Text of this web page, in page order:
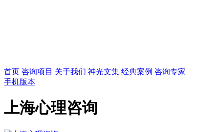
首页 咨询项目 关于我们 神光文集 经典案例 咨询专家
手机版本
上海心理咨询